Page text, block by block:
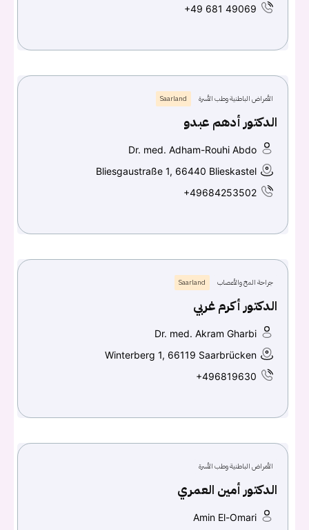
+49 681 49069
الأمراض الباطنية وطب الأسرة Saarland
الدكتور أدهم عبدو
Dr. med. Adham-Rouhi Abdo
Bliesgaustraße 1, 66440 Blieskastel
+49684253502
جراحة المخ والأعصاب Saarland
الدكتور أكرم غربي
Dr. med. Akram Gharbi
Winterberg 1, 66119 Saarbrücken
+496819630
الأمراض الباطنية وطب الأسرة
الدكتور أمين العمري
Amin El-Omari